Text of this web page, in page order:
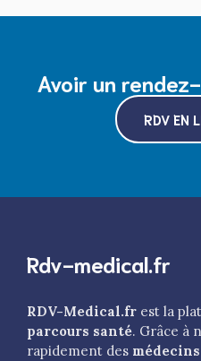
Avoir un
RDV EN
Rdv-medical.fr
RDV-Medical.fr est la
parcours santé. Grâce à
rapidement des